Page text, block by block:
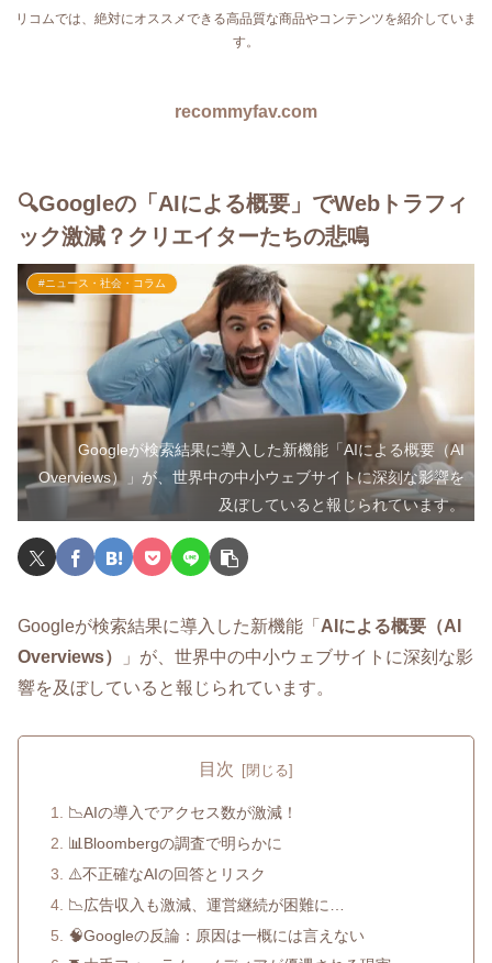
リコムでは、絶対にオススメできる高品質な商品やコンテンツを紹介していま
す。
recommyfav.com
🔍Googleの「AIによる概要」でWebトラフィ
ック激減？クリエイターたちの悲鳴
#ニュース・社会・コラム
Googleが検索結果に導入した新機能「AIによる概要（AI
Overviews）」が、世界中の中小ウェブサイトに深刻な影響を
及ぼしていると報じられています。
Googleが検索結果に導入した新機能「 AIによる概要（AI
Overviews）
」が、世界中の中小ウェブサイトに深刻な影
響を及ぼしていると報じられています。
目次
📉AIの導入でアクセス数が激減！
📊Bloombergの調査で明らかに
⚠️不正確なAIの回答とリスク
📉広告収入も激減、運営継続が困難に…
🧠Googleの反論：原因は一概には言えない